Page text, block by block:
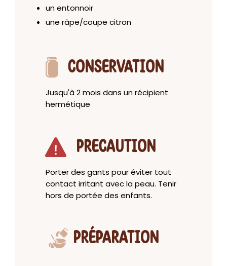
un entonnoir
une râpe/coupe citron
CONSERVATION
Jusqu'à 2 mois dans un récipient
hermétique
PRECAUTION
Porter des gants pour éviter tout
contact irritant avec la peau. Tenir
hors de portée des enfants.
PRÉPARATION